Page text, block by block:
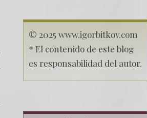
© 2025 www.igorbitkov.com
* El contenido de este blog
es responsabilidad del autor.